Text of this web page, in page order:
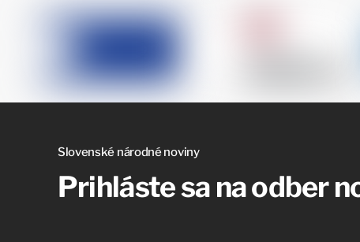
Slovenské národné noviny
Prihláste sa na odber